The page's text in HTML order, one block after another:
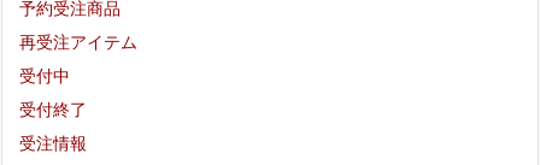
予約受注商品
再受注アイテム
受付中
受付終了
受注情報